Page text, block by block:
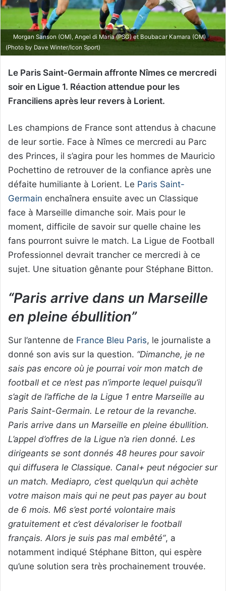
Morgan Sanson (OM), Angel di Maria (PSG) et Boubacar Kamara (OM)
(Photo by Dave Winter/Icon Sport)
Le Paris Saint-Germain affronte Nîmes ce mercredi
soir en Ligue 1. Réaction attendue pour les
Franciliens après leur revers à Lorient.
Les champions de France sont attendus à chacune
de leur sortie. Face à Nîmes ce mercredi au Parc
des Princes, il s’agira pour les hommes de Mauricio
Pochettino de retrouver de la confiance après une
défaite humiliante à Lorient. Le Paris Saint-
Germain enchaînera ensuite avec un Classique
face à Marseille dimanche soir. Mais pour le
moment, difficile de savoir sur quelle chaine les
fans pourront suivre le match. La Ligue de Football
Professionnel devrait trancher ce mercredi à ce
sujet. Une situation gênante pour Stéphane Bitton.
“Paris arrive dans un Marseille
en pleine ébullition”
Sur l’antenne de France Bleu Paris, le journaliste a
donné son avis sur la question. “Dimanche, je ne
sais pas encore où je pourrai voir mon match de
football et ce n’est pas n’importe lequel puisqu’il
s’agit de l’affiche de la Ligue 1 entre Marseille au
Paris Saint-Germain. Le retour de la revanche.
Paris arrive dans un Marseille en pleine ébullition.
L’appel d’offres de la Ligue n’a rien donné. Les
dirigeants se sont donnés 48 heures pour savoir
qui diffusera le Classique. Canal+ peut négocier sur
un match. Mediapro, c’est quelqu’un qui achète
votre maison mais qui ne peut pas payer au bout
de 6 mois. M6 s’est porté volontaire mais
gratuitement et c’est dévaloriser le football
français. Alors je suis pas mal embêté”, a
notamment indiqué Stéphane Bitton, qui espère
qu’une solution sera très prochainement trouvée.